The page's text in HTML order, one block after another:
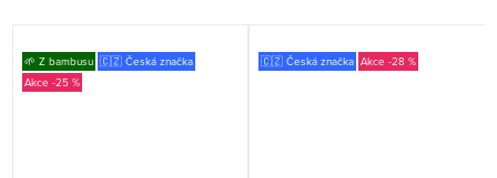
🌱 Z bambusu 🇨🇿 Česká značka
-25 %
🇨🇿 Česká značka -28 %